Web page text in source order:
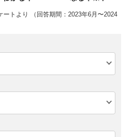
トより （回答期間：2023年6月〜2024